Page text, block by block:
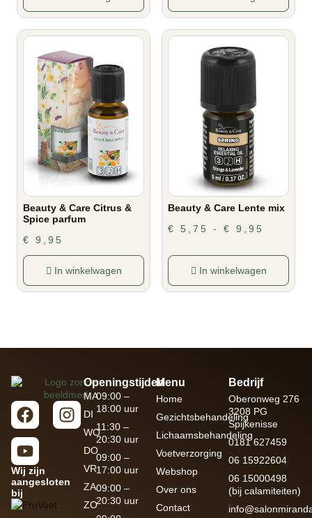
Beauty & Care Citrus &
Spice parfum
€
9,95
In winkelwagen
Beauty & Care Lente mix
€
5,75 - € 9,95
In winkelwagen
Wij zijn
aangesloten
bij
Openingstijden
MA
DI
WO
DO
VR
ZA
ZO
09:00 –
18:00 uur
11:30 –
20:30 uur
09:00 –
17:00 uur
09:00 –
20:30 uur
Menu
Home
Gezichtsbehandeling
Lichaamsbehandeling
Voetverzorging
Webshop
Over ons
Contact
Bedrijf
Oberonweg 276
3208 PG
Spijkenisse
0181 627459
06 15922604
06 15000498
(bij calamiteiten)